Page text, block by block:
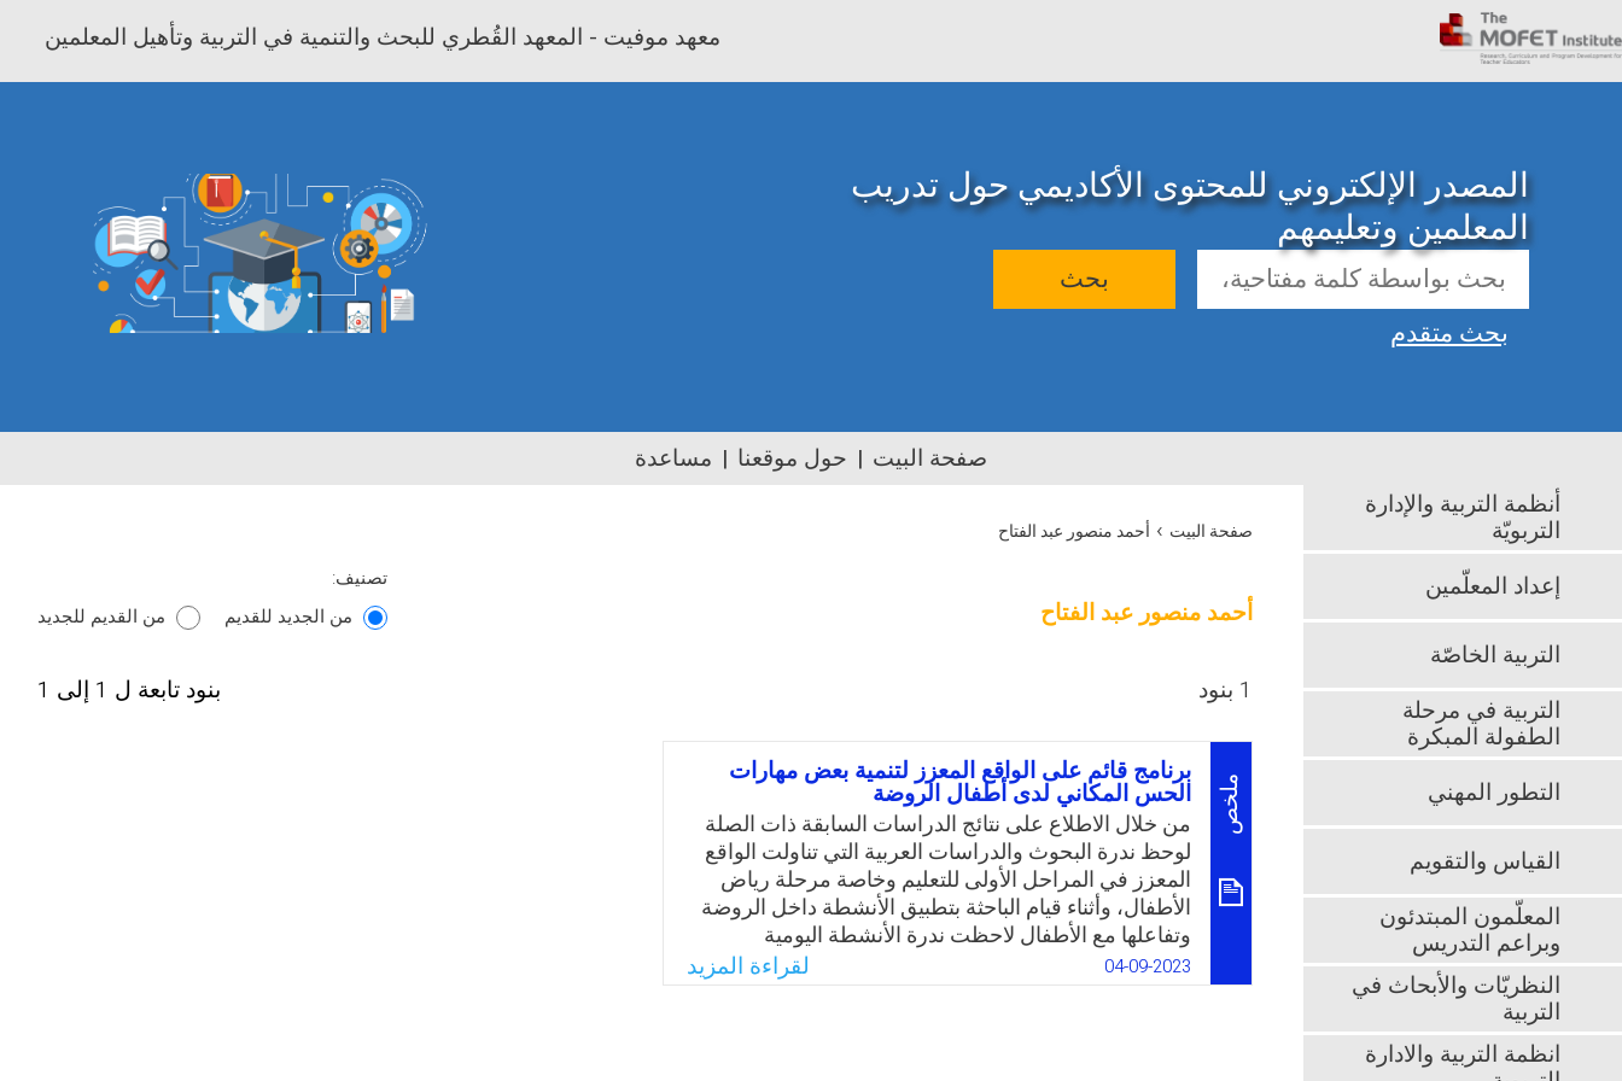
معهد موفيت - المعهد القُطري للبحث والتنمية في التربية وتأهيل المعلمين
المصدر الإلكتروني للمحتوى الأكاديمي حول تدريب
المعلمين وتعليمهم
بحث
بحث متقدم
صفحة البيت حول موقعنا مساعدة
صفحة البيت › أحمد منصور عبد الفتاح
أحمد منصور عبد الفتاح
تصنيف:
من الجديد للقديم
من القديم للجديد
1 بنود بنود تابعة ل 1 إلى 1
ملخص
برنامج قائم على الواقع المعزز لتنمية بعض مهارات
الحس المكاني لدى أطفال الروضة
من خلال الاطلاع على نتائج الدراسات السابقة ذات الصلة
لوحظ ندرة البحوث والدراسات العربية التي تناولت الواقع
المعزز في المراحل الأولى للتعليم وخاصة مرحلة رياض
الأطفال، وأثناء قيام الباحثة بتطبيق الأنشطة داخل الروضة
وتفاعلها مع الأطفال لاحظت ندرة الأنشطة اليومية
المرتبطة بمهارات الحس المكاني والتي تمكن الطفل من
إدراك وتفسير البيئة والعالم المحيط به وإدراك الفراغ
04-09-2023 لقراءة المزيد
أنظمة التربية والإدارة
التربويّة
إعداد المعلّمين
التربية الخاصّة
التربية في مرحلة
الطفولة المبكرة
التطور المهني
القياس والتقويم
المعلّمون المبتدئون
وبراعم التدريس
النظريّات والأبحاث في
التربية
انظمة التربية والادارة